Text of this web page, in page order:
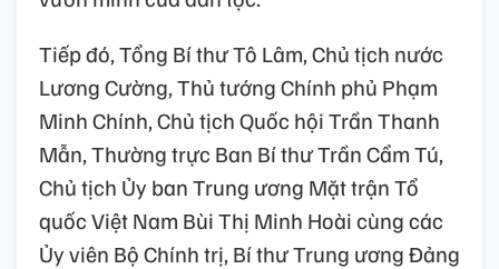
Tiếp đó, Tổng Bí thư Tô Lâm, Chủ tịch nước
Lương Cường, Thủ tướng Chính phủ Phạm
Minh Chính, Chủ tịch Quốc hội Trần Thanh
Mẫn, Thường trực Ban Bí thư Trần Cẩm Tú,
Chủ tịch Ủy ban Trung ương Mặt trận Tổ
quốc Việt Nam Bùi Thị Minh Hoài cùng các
Ủy viên Bộ Chính trị, Bí thư Trung ương Đảng